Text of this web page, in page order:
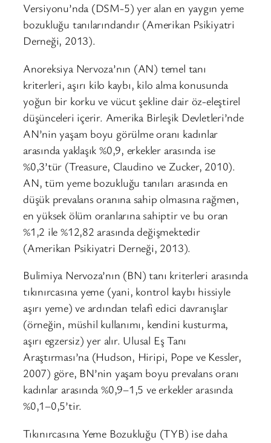
Versiyonu’nda (DSM-5) yer alan en yaygın yeme
bozukluğu tanılarındandır (Amerikan Psikiyatri
Derneği, 2013).
Anoreksiya Nervoza’nın (AN) temel tanı
kriterleri, aşırı kilo kaybı, kilo alma konusunda
yoğun bir korku ve vücut şekline dair öz-eleştirel
düşünceleri içerir. Amerika Birleşik Devletleri’nde
AN’nin yaşam boyu görülme oranı kadınlar
arasında yaklaşık %0,9, erkekler arasında ise
%0,3’tür (Treasure, Claudino ve Zucker, 2010).
AN, tüm yeme bozukluğu tanıları arasında en
düşük prevalans oranına sahip olmasına rağmen,
en yüksek ölüm oranlarına sahiptir ve bu oran
%1,2 ile %12,82 arasında değişmektedir
(Amerikan Psikiyatri Derneği, 2013).
Bulimiya Nervoza’nın (BN) tanı kriterleri arasında
tıkınırcasına yeme (yani, kontrol kaybı hissiyle
aşırı yeme) ve ardından telafi edici davranışlar
(örneğin, müshil kullanımı, kendini kusturma,
aşırı egzersiz) yer alır. Ulusal Eş Tanı
Araştırması’na (Hudson, Hiripi, Pope ve Kessler,
2007) göre, BN’nin yaşam boyu prevalans oranı
kadınlar arasında %0,9–1,5 ve erkekler arasında
%0,1–0,5’tir.
Tıkınırcasına Yeme Bozukluğu (TYB) ise daha